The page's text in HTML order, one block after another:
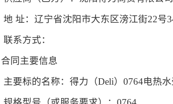
地 址：辽宁省沈阳市大东区滂江街22号
联系方式：
同主要信息
主要标的名称：得力（Deli）0764电热水